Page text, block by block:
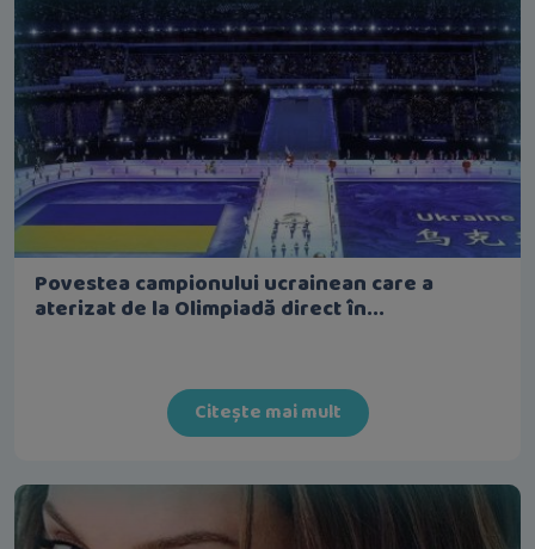
Povestea campionului ucrainean care a
aterizat de la Olimpiadă direct în...
Citește mai mult